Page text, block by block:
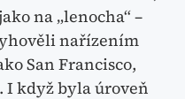
na „lenocha“ –
nařízením
San Francisco,
I když byla úroveň